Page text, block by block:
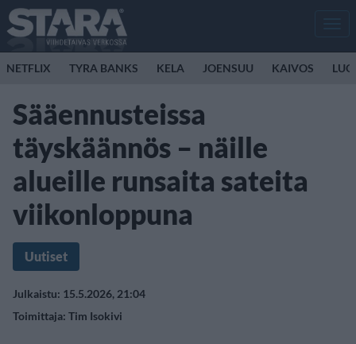
NETFLIX TYRA BANKS KELA JOENSUU KAIVOS
Sääennusteissa
täyskäännös – näille
alueille runsaita sateita
viikonloppuna
Uutiset
Julkaistu: 15.5.2026, 21:04
Toimittaja: Tim Isokivi